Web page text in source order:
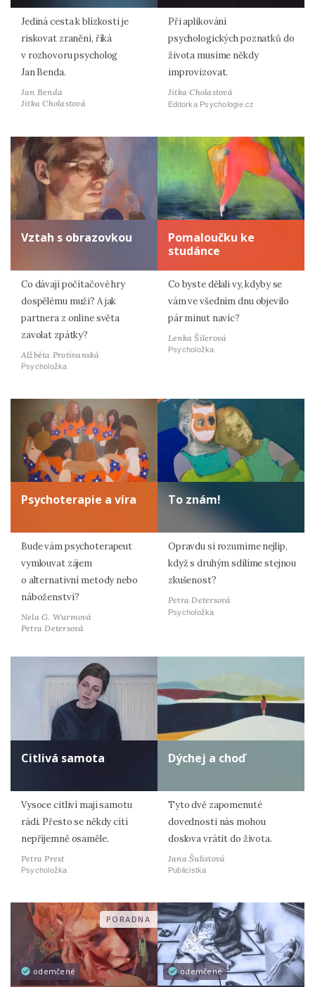
Jediná cesta k blízkosti je
riskovat zranění, říká
v rozhovoru psycholog
Jan Benda.
Jan Benda
Jitka Cholastová
Při aplikování
psychologických poznatků do
života musíme někdy
improvizovat.
Jitka Cholastová
Editorka Psychologie.cz
Vztah s obrazovkou
Co dávají počítačové hry
dospělému muži? A jak
partnera z online světa
zavolat zpátky?
Alžběta Protivanská
Psycholožka
Pomaloučku ke
studánce
Co byste dělali vy, kdyby se
vám ve všedním dnu objevilo
pár minut navíc?
Lenka Šilerová
Psycholožka
Psychoterapie a víra
Bude vám psychoterapeut
vymlouvat zájem
o alternativní metody nebo
náboženství?
Nela G. Wurmová
Petra Detersová
To znám!
Opravdu si rozumíme nejlíp,
když s druhým sdílíme stejnou
zkušenost?
Petra Detersová
Psycholožka
Citlivá samota
Vysoce citliví mají samotu
rádi. Přesto se někdy cítí
nepříjemně osaměle.
Petra Prest
Psycholožka
Dýchej a choď
Tyto dvě zapomenuté
dovednosti nás mohou
doslova vrátit do života.
Jana Šulistová
Publicistka
odemčené
PORADNA
odemčené